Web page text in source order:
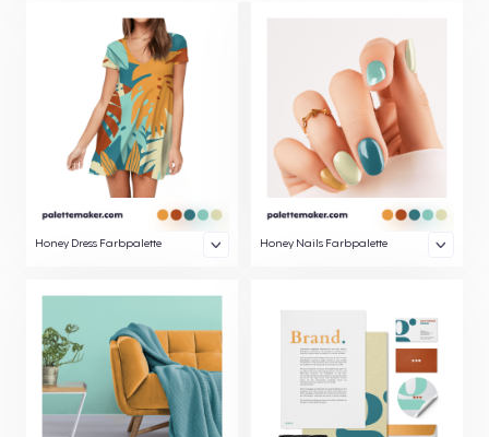
Honey Dress Farbpalette Honey Nails Farbpalette